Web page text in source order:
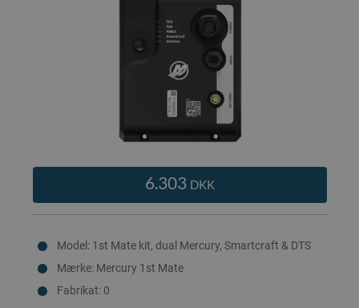
6.303 DKK
Model: 1st Mate kit, dual Mercury, Smartcraft & DTS
Mærke: Mercury 1st Mate
Fabrikat: 0